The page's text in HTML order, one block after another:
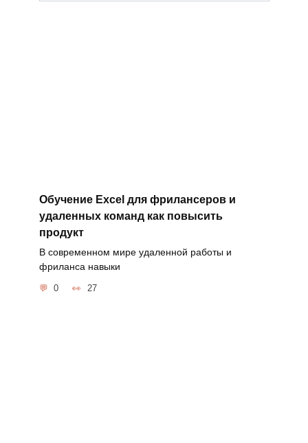
Обучение Excel для фрилансеров и
удаленных команд как повысить
продукт
В современном мире удаленной работы и
фриланса навыки
0 27